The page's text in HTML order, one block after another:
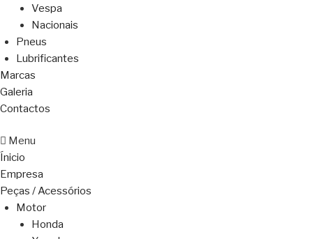
Vespa
Nacionais
Pneus
Lubrificantes
Marcas
Galeria
Contactos
Menu
Ínicio
Empresa
Peças / Acessórios
Motor
Honda